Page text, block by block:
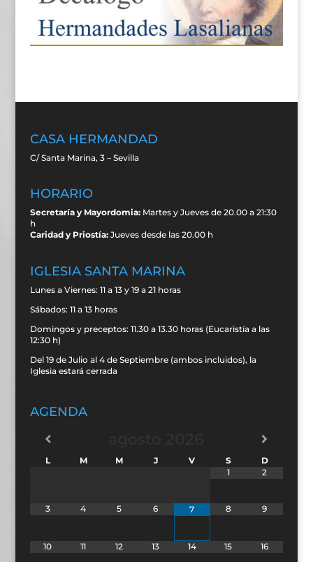
CASA HERMANDAD
C/ Santa Marina, 3 – Sevilla
HORARIO
Secretaría y Mayordomia:Martes y Jueves de 20.00 a 21:30
h
Caridad y Priostía:Jueves desde las 20.00 h
IGLESIA SANTA MARINA
Lunes a Viernes: 11 a 13 y 19 a 21 horas
Sábados: 11 a 13 horas
Domingos y preceptos: 11.30 a 13.30 horas (Eucaristía a las
12:30 h)
Del 19 de Julio al 4 de Septiembre (ambos incluidos), la
Iglesia estará cerrada
AGENDA
L M M J V S
D
1
2
3 4 5 6 7 8 9
10 11 12 13 14 15 16